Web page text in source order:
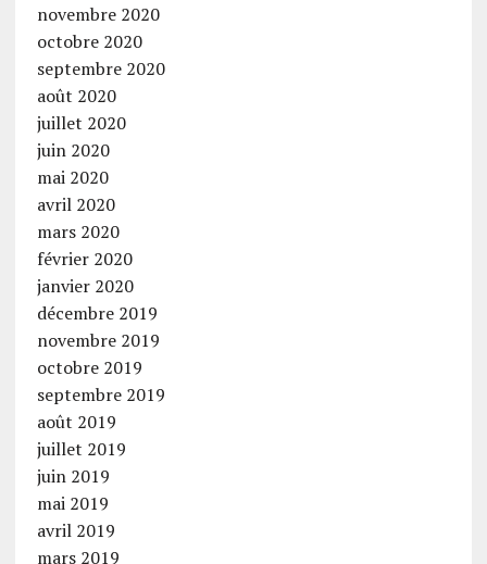
novembre 2020
octobre 2020
septembre 2020
août 2020
juillet 2020
juin 2020
mai 2020
avril 2020
mars 2020
février 2020
janvier 2020
décembre 2019
novembre 2019
octobre 2019
septembre 2019
août 2019
juillet 2019
juin 2019
mai 2019
avril 2019
mars 2019